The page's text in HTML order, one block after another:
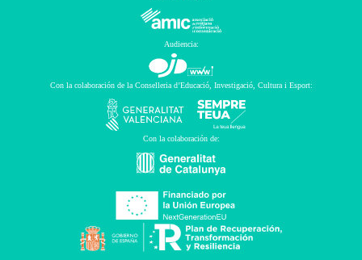
Audiencia:
Con la colaboración de la Conselleria d’Educació, Investigació, Cultura i Esport:
Con la colaboración de: